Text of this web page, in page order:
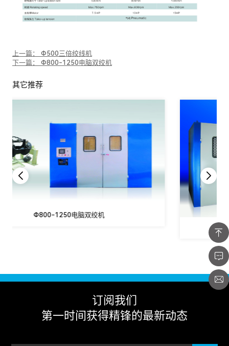
上一篇： Ф500三倍绞线机
下一篇： Ф800-1250电脑双绞机
其它推荐
订阅我们
第一时间获得精锋的最新动态